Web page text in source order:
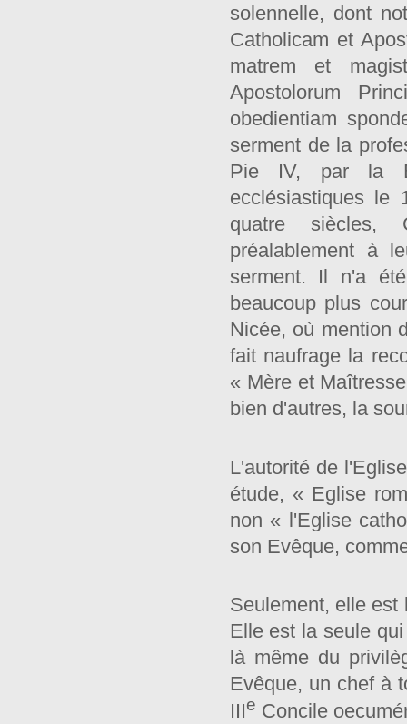
solennelle, dont
Catholicam et
matrem et
Apostolorum
obedientiam
serment de la
Pie IV, par la
ecclésiastiques le
quatre siècles,
préalablement à
serment. Il n'a
beaucoup plus
Nicée, où mention
fait naufrage la
« Mère et
bien d'autres, la
L'autorité de
étude, « Eglise
non « l'Eglise
son Evêque,
Seulement, elle
Elle est la seule
là même du
Evêque, un chef à
IIIe Concile